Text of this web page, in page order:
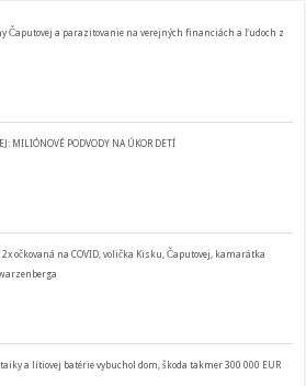
Čaputovej a parazitovanie na verejných financiách a ľudoch z
MILIÓNOVÉ PODVODY NA ÚKOR DETÍ
očkovaná na COVID, volička Kisku, Čaputovej, kamarátka
a lítiovej batérie vybuchol dom, škoda takmer 300 000 EUR